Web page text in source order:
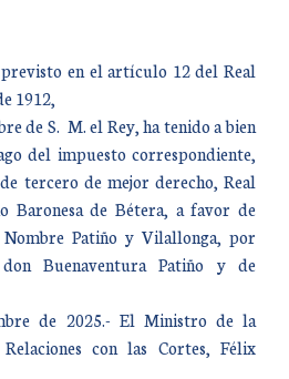
en el artículo 12 del Real
1912,
de S. M. el Rey, ha tenido a bien
del impuesto correspondiente,
tercero de mejor derecho, Real
Baronesa de Bétera, a favor de
Patiño y Vilallonga, por
Buenaventura Patiño y de
de 2025.- El Ministro de la
con las Cortes, Félix